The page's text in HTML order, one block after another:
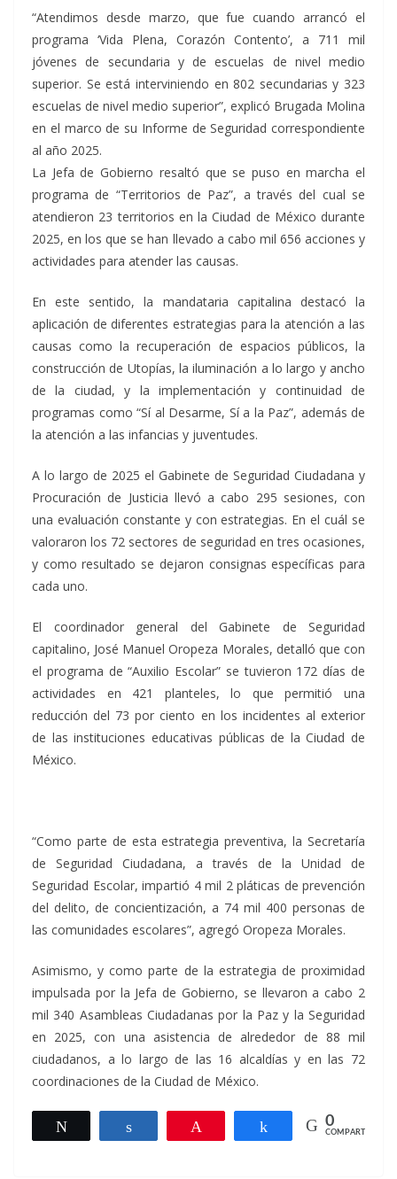
“Atendimos desde marzo, que fue cuando arrancó el
programa ‘Vida Plena, Corazón Contento’, a 711 mil
jóvenes de secundaria y de escuelas de nivel medio
superior. Se está interviniendo en 802 secundarias y 323
escuelas de nivel medio superior”, explicó Brugada Molina
en el marco de su Informe de Seguridad correspondiente
al año 2025.
La Jefa de Gobierno resaltó que se puso en marcha el
programa de “Territorios de Paz”, a través del cual se
atendieron 23 territorios en la Ciudad de México durante
2025, en los que se han llevado a cabo mil 656 acciones y
actividades para atender las causas.
En este sentido, la mandataria capitalina destacó la
aplicación de diferentes estrategias para la atención a las
causas como la recuperación de espacios públicos, la
construcción de Utopías, la iluminación a lo largo y ancho
de la ciudad, y la implementación y continuidad de
programas como “Sí al Desarme, Sí a la Paz”, además de
la atención a las infancias y juventudes.
A lo largo de 2025 el Gabinete de Seguridad Ciudadana y
Procuración de Justicia llevó a cabo 295 sesiones, con
una evaluación constante y con estrategias. En el cuál se
valoraron los 72 sectores de seguridad en tres ocasiones,
y como resultado se dejaron consignas específicas para
cada uno.
El coordinador general del Gabinete de Seguridad
capitalino, José Manuel Oropeza Morales, detalló que con
el programa de “Auxilio Escolar” se tuvieron 172 días de
actividades en 421 planteles, lo que permitió una
reducción del 73 por ciento en los incidentes al exterior
de las instituciones educativas públicas de la Ciudad de
México.
“Como parte de esta estrategia preventiva, la Secretaría
de Seguridad Ciudadana, a través de la Unidad de
Seguridad Escolar, impartió 4 mil 2 pláticas de prevención
del delito, de concientización, a 74 mil 400 personas de
las comunidades escolares”, agregó Oropeza Morales.
Asimismo, y como parte de la estrategia de proximidad
impulsada por la Jefa de Gobierno, se llevaron a cabo 2
mil 340 Asambleas Ciudadanas por la Paz y la Seguridad
en 2025, con una asistencia de alrededor de 88 mil
ciudadanos, a lo largo de las 16 alcaldías y en las 72
coordinaciones de la Ciudad de México.
Compartir Compartir
0
COMPARTIR